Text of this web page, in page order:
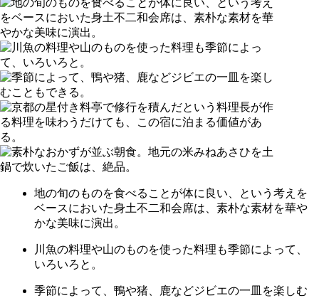
地の旬のものを食べることが体に良い、という考えを
ベースにおいた身土不二和会席は、素朴な素材を華や
かな美味に演出。
川魚の料理や山のものを使った料理も季節によって、
いろいろと。
季節によって、鴨や猪、鹿などジビエの一皿を楽しむ